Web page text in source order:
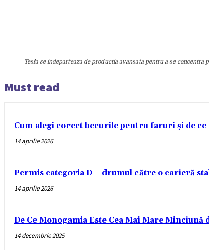
Tesla se indeparteaza de productia avansata pentru a se
Must read
Cum alegi corect becurile pentru faruri și de
14 aprilie 2026
Permis categoria D – drumul către o carieră
14 aprilie 2026
De Ce Monogamia Este Cea Mai Mare
14 decembrie 2025